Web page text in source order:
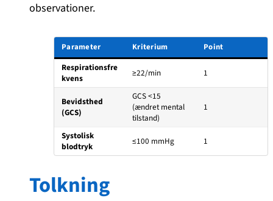
observationer.
Parameter Kriterium Point
Respirationsfre
kvens
≥22/min 1
Bevidsthed
(GCS)
GCS <15
(ændret mental
tilstand)
1
Systolisk
blodtryk
≤100 mmHg 1
Tolkning